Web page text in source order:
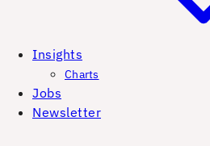
Insights
Charts
Jobs
Newsletter